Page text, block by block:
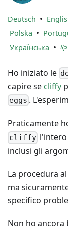
Deutsch •
Polska •
Українська •
Ho iniziato le
capire se cliffy
eggs .
Praticamente
cliffy l'intero
inclusi gli
La procedura
ma
specifico
Non ho ancora